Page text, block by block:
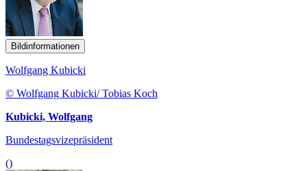
Bildinformationen
Wolfgang Kubicki
© Wolfgang Kubicki/ Tobias Koch
Kubicki, Wolfgang
Bundestagsvizepräsident
()